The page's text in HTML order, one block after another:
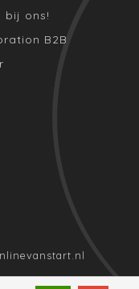
bij ons!
B2B